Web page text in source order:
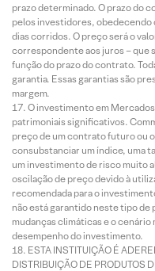
prazo determinado. O prazo do
pelos investidores, obedecendo
dias corridos. O preço será o
correspondente aos juros – que
função do prazo do contrato.
garantia. Essas garantias são
margem.
O investimento em
patrimoniais significativos.
preço de um contrato futuro ou
consubstanciar um índice, uma
um investimento de risco muito
oscilação de preço devido à
recomendada para o
não está garantido neste tipo de
mudanças climáticas e o
desempenho do investimento.
ESTA INSTITUIÇÃO É
DISTRIBUIÇÃO DE PRODUTOS